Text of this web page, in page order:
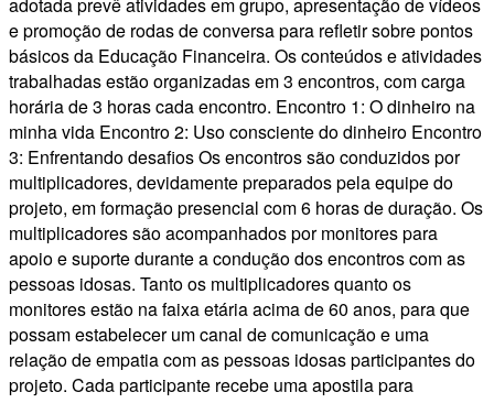
adotada prevê atividades em grupo, apresentação de vídeos
e promoção de rodas de conversa para refletir sobre pontos
básicos da Educação Financeira. Os conteúdos e atividades
trabalhadas estão organizadas em 3 encontros, com carga
horária de 3 horas cada encontro. Encontro 1: O dinheiro na
minha vida Encontro 2: Uso consciente do dinheiro Encontro
3: Enfrentando desafios Os encontros são conduzidos por
multiplicadores, devidamente preparados pela equipe do
projeto, em formação presencial com 6 horas de duração. Os
multiplicadores são acompanhados por monitores para
apoio e suporte durante a condução dos encontros com as
pessoas idosas. Tanto os multiplicadores quanto os
monitores estão na faixa etária acima de 60 anos, para que
possam estabelecer um canal de comunicação e uma
relação de empatia com as pessoas idosas participantes do
projeto. Cada participante recebe uma apostila para